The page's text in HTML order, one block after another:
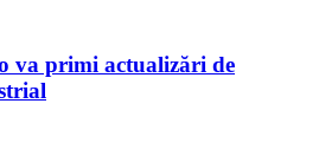
va primi actualizări de